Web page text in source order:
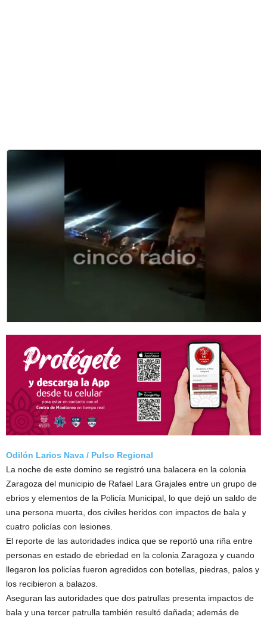
Odilón Larios Nava / Pulso Regional
La noche de este domino se registró una balacera en la colonia
Zaragoza del municipio de Rafael Lara Grajales entre un grupo de
ebrios y elementos de la Policía Municipal, lo que dejó un saldo de
una persona muerta, dos civiles heridos con impactos de bala y
cuatro policías con lesiones.
El reporte de las autoridades indica que se reportó una riña entre
personas en estado de ebriedad en la colonia Zaragoza y cuando
llegaron los policías fueron agredidos con botellas, piedras, palos y
los recibieron a balazos.
Aseguran las autoridades que dos patrullas presenta impactos de
bala y una tercer patrulla también resultó dañada; además de